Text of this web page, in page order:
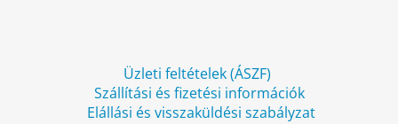
Üzleti feltételek (ÁSZF)
Szállítási és fizetési információk
Elállási és visszaküldési szabályzat